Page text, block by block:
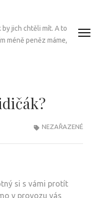
jich chtěli mít. A to
méně peněz máme,
NEZAŘAZENÉ
si s vámi protít
v provozu vás